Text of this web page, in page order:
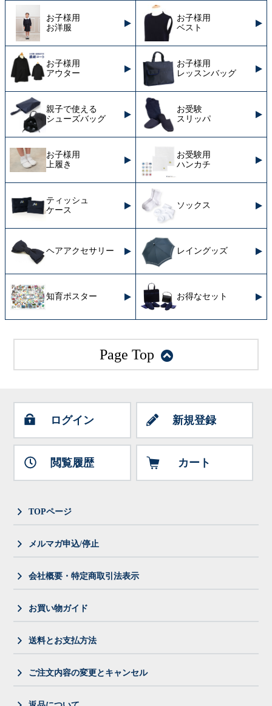
お子様用
お洋服
お子様用
ベスト
お子様用
アウター
お子様用
レッスンバッグ
親子で使える
シューズバッグ
お受験
スリッパ
お子様用
上履き
お受験用
ハンカチ
ティッシュ
ケース
ソックス
ヘアアクセサリー レイングッズ
知育ポスター お得なセット
Page Top
ログイン 新規登録
閲覧履歴 カート
TOPページ
メルマガ申込/停止
会社概要・特定商取引法表示
お買い物ガイド
送料とお支払方法
ご注文内容の変更とキャンセル